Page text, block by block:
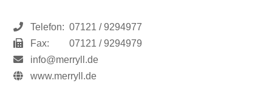
Telefon: 07121 / 9294977
Fax:
07121 / 9294979
info@merryll.de
www.merryll.de